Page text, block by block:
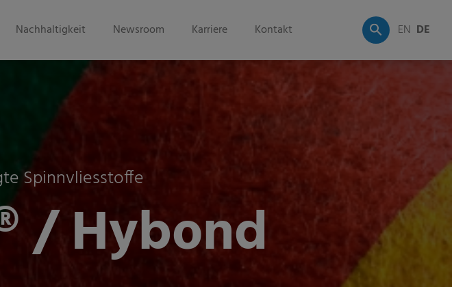
Nachhaltigkeit Newsroom Karriere Kontakt EN DE
Spinnvliesstoffe
/ Hybond